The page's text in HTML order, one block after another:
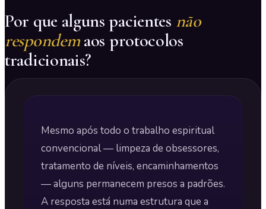
Por que alguns pacientes não
respondemaos protocolos
tradicionais?
Mesmo após todo o trabalho espiritual
convencional — limpeza de obsessores,
tratamento de níveis, encaminhamentos
— alguns permanecem presos a padrões.
A resposta está numa estrutura que a